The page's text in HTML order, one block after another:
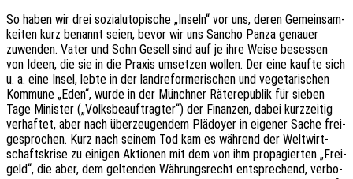
So haben wir drei sozi­al­uto­pi­sche „Inseln“ vor uns, deren Gemein­sam­
kei­ten kurz benannt seien, bevor wir uns Sancho Panza genau­er
zuwen­den. Vater und Sohn Gesell sind auf je ihre Weise beses­sen
von Ideen, die sie in die Praxis umset­zen wollen. Der eine kaufte sich
u. a. eine Insel, lebte in der land­re­for­me­ri­schen und vege­ta­ri­schen
Kommu­ne „Eden“, wurde in der Münch­ner Räte­re­pu­blik für sieben
Tage Minis­ter („Volks­be­auf­trag­ter“) der Finan­zen, dabei kurz­zei­tig
verhaf­tet, aber nach über­zeu­gen­dem Plädoy­er in eige­ner Sache frei­
ge­spro­chen. Kurz nach seinem Tod kam es während der Welt­wirt­
schafts­kri­se zu eini­gen Aktio­nen mit dem von ihm propa­gier­ten „Frei­
geld“, die aber, dem gelten­den Währungs­recht entspre­chend, verbo­